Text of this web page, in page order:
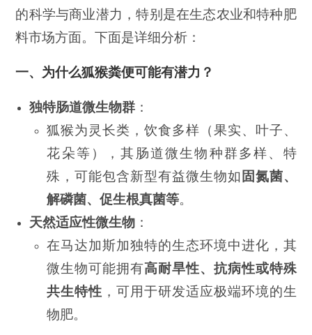
的科学与商业潜力，特别是在生态农业和特种肥
料市场方面。下面是详细分析：
一、为什么狐猴粪便可能有潜力？
独特肠道微生物群 ：
狐猴为灵长类，饮食多样（果实、叶子、
花朵等），其肠道微生物种群多样、特
殊，可能包含新型有益微生物如 固氮菌、
解磷菌、促生根真菌等。
天然适应性微生物 ：
在马达加斯加独特的生态环境中进化，其
微生物可能拥有高耐旱性、抗病性或特殊
共生特性 ，可用于研发适应极端环境的生
物肥。